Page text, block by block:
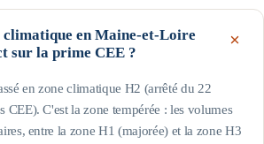
climatique en Maine-et-Loire
sur la prime CEE ?
en zone climatique H2 (arrêté du 22
CEE). C'est la zone tempérée : les volumes
entre la zone H1 (majorée) et la zone H3